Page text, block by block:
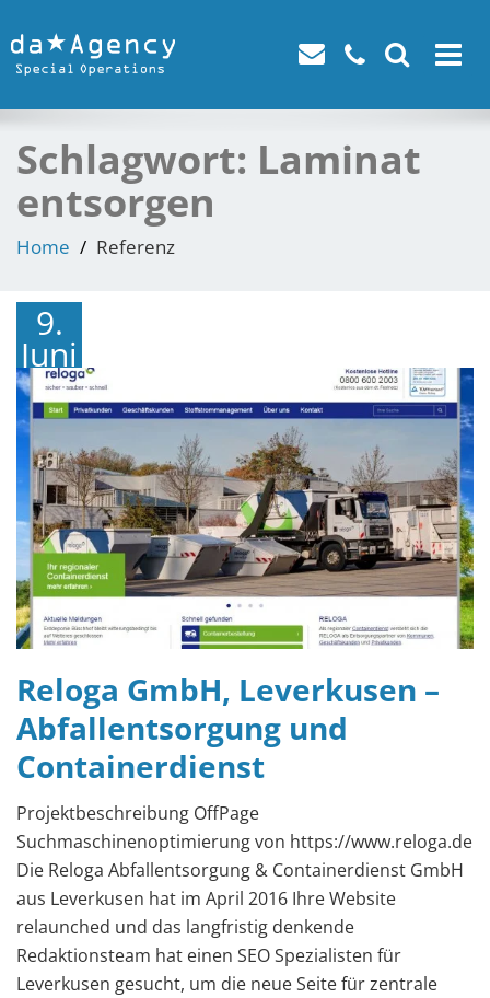
Toggle
Schlagwort: Laminat
entsorgen
Home Referenz
9.
Juni
2016
Reloga GmbH, Leverkusen –
Abfallentsorgung und
Containerdienst
Projektbeschreibung OffPage
Suchmaschinenoptimierung von https://www.reloga.de
Die Reloga Abfallentsorgung & Containerdienst GmbH
aus Leverkusen hat im April 2016 Ihre Website
relaunched und das langfristig denkende
Redaktionsteam hat einen SEO Spezialisten für
Leverkusen gesucht, um die neue Seite für zentrale